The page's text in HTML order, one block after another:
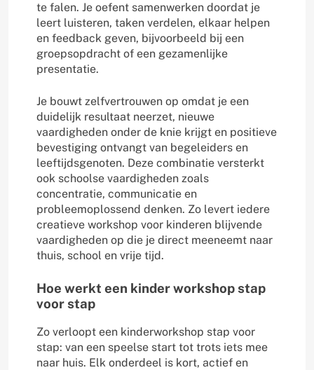
te falen. Je oefent samenwerken doordat je
leert luisteren, taken verdelen, elkaar helpen
en feedback geven, bijvoorbeeld bij een
groepsopdracht of een gezamenlijke
presentatie.
Je bouwt zelfvertrouwen op omdat je een
duidelijk resultaat neerzet, nieuwe
vaardigheden onder de knie krijgt en positieve
bevestiging ontvangt van begeleiders en
leeftijdsgenoten. Deze combinatie versterkt
ook schoolse vaardigheden zoals
concentratie, communicatie en
probleemoplossend denken. Zo levert iedere
creatieve workshop voor kinderen blijvende
vaardigheden op die je direct meeneemt naar
thuis, school en vrije tijd.
Hoe werkt een kinder workshop stap
voor stap
Zo verloopt een kinderworkshop stap voor
stap: van een speelse start tot trots iets mee
naar huis. Elk onderdeel is kort, actief en